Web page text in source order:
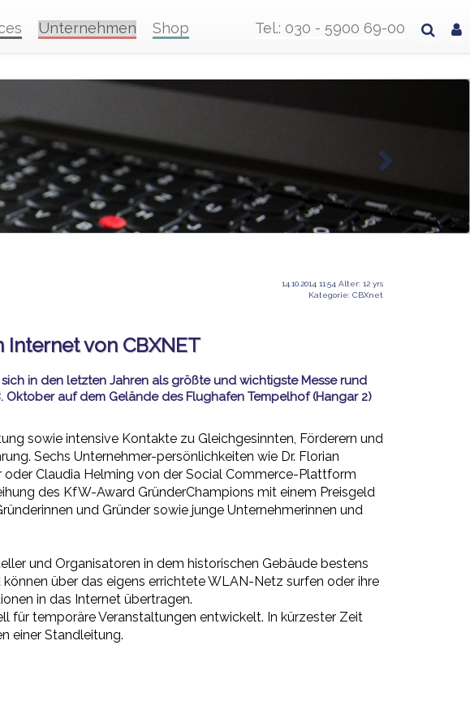
Unternehmen Shop Tel.: 030 - 5900 69-00
14.10.2014 11:54 Alter: 12 yrs
Kategorie: CBXnet
von CBXNET
in den letzten Jahren als größte und wichtigste Messe rund
auf dem Gelände des Flughafen Tempelhof (Hangar 2)
sowie intensive Kontakte zu Gleichgesinnten, Förderern und
Sechs Unternehmer-persönlichkeiten wie Dr. Florian
oder Claudia Helming von der Social Commerce-Plattform
des KfW-Award GründerChampions mit einem Preisgeld
und Gründer sowie junge Unternehmerinnen und
und Organisatoren in dem historischen Gebäude bestens
über das eigens errichtete WLAN-Netz surfen oder ihre
in das Internet übertragen.
für temporäre Veranstaltungen entwickelt. In kürzester Zeit
einer Standleitung.